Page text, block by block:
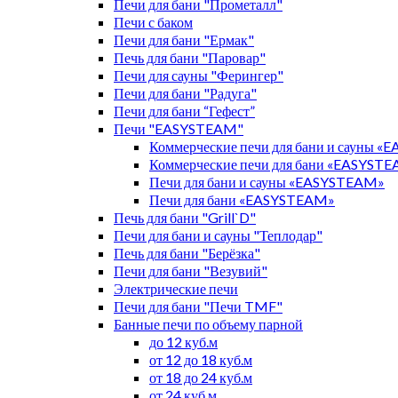
Печи для бани "Прометалл"
Печи с баком
Печи для бани "Ермак"
Печь для бани "Паровар"
Печи для сауны "Ферингер"
Печи для бани "Радуга"
Печи для бани “Гефест”
Печи "EASYSTEAM"
Коммерческие печи для бани и сауны
Коммерческие печи для бани
Печи для бани и сауны «EASYSTEAM»
Печи для бани «EASYSTEAM»
Печь для бани "Grill`D"
Печи для бани и сауны "Теплодар"
Печь для бани "Берёзка"
Печи для бани "Везувий"
Электрические печи
Печи для бани "Печи TMF"
Банные печи по объему парной
до 12 куб.м
от 12 до 18 куб.м
от 18 до 24 куб.м